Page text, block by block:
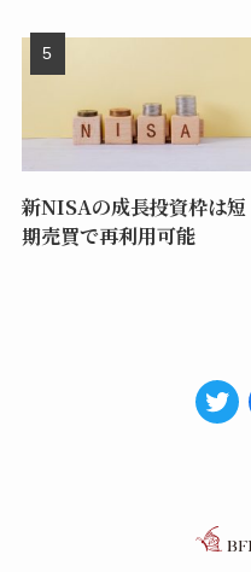
新NISAの成長投資枠は短
期売買で再利用可能